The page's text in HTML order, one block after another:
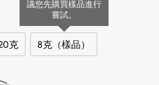
克 8克（樣品）
議您先購買樣品進行
嘗試。